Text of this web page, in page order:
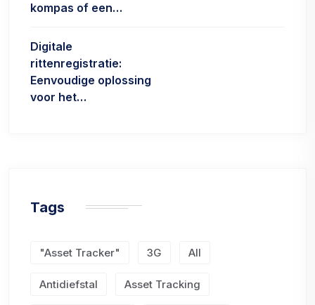
kompas of een…
Digitale
rittenregistratie:
Eenvoudige oplossing
voor het…
Tags
"Asset Tracker" 3G All
Antidiefstal Asset Tracking